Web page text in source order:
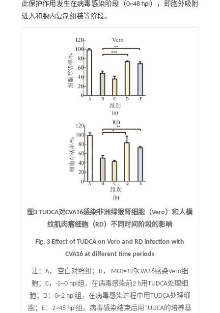
此保护作用发生在病毒感染阶段（0~48 hpi），即胞外吸附
进入和胞内复制组装等阶段。
图3 TUDCA对CVA16感染非洲绿猴肾细胞（Vero）和人横
纹肌肉瘤细胞（RD）不同时间阶段的影响
Fig. 3 Effect of TUDCA on Vero and RD infection with
CVA16 at different time periods
注：A， 空白对照组；B， MOI=1的CVA16感染Vero细
胞；C，-2~0 hpi组，在病毒感染前2 h用TUDCA处理细
胞；D：0~2 hpi组，在病毒感染过程中用TUDCA处理细
胞；E：2~48 hpi组，病毒感染结束后用TUDCA的培养基